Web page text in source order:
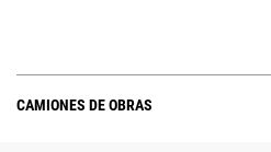
CAMIONES DE OBRAS